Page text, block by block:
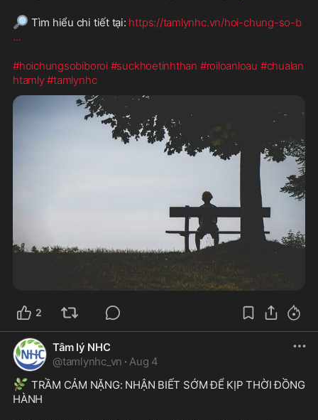
🔎 Tìm hiểu chi tiết tại: https://tamlynhc.vn/hoi-chung-so-b
...
#hoichungsobiboroi #suckhoetinhthan #roiloanloau #chualan
htamly#tamlynhc
2
Tâm lý NHC
@tamlynhc_vn · Aug 4
🌿 TRẦM CẢM NẶNG: NHẬN BIẾT SỚM ĐỂ KỊP THỜI ĐỒNG
HÀNH